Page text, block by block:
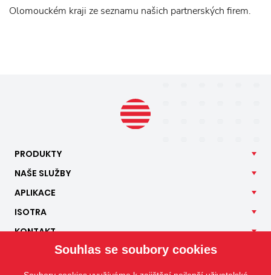
Olomouckém kraji ze seznamu našich partnerských firem.
PRODUKTY
NAŠE SLUŽBY
APLIKACE
ISOTRA
KONTAKT
Souhlas se soubory cookies